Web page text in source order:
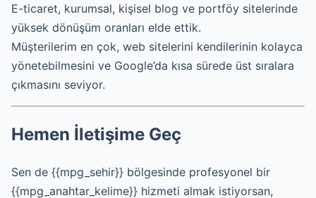
E-ticaret, kurumsal, kişisel blog ve portföy sitelerinde
yüksek dönüşüm oranları elde ettik.
Müşterilerim en çok, web sitelerini kendilerinin kolayca
yönetebilmesini ve Google’da kısa sürede üst sıralara
çıkmasını seviyor.
Hemen İletişime Geç
Sen de {{mpg_sehir}} bölgesinde profesyonel bir
{{mpg_anahtar_kelime}} hizmeti almak istiyorsan,